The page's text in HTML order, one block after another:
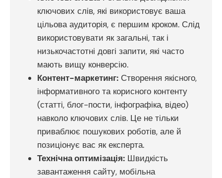
ключових слів, які використовує ваша
цільова аудиторія, є першим кроком. Слід
використовувати як загальні, так і
низькочастотні довгі запити, які часто
мають вищу конверсію.
Контент-маркетинг: Створення якісного,
інформативного та корисного контенту
(статті, блог-пости, інфографіка, відео)
навколо ключових слів. Це не тільки
приваблює пошукових роботів, але й
позиціонує вас як експерта.
Технічна оптимізація: Швидкість
завантаження сайту, мобільна